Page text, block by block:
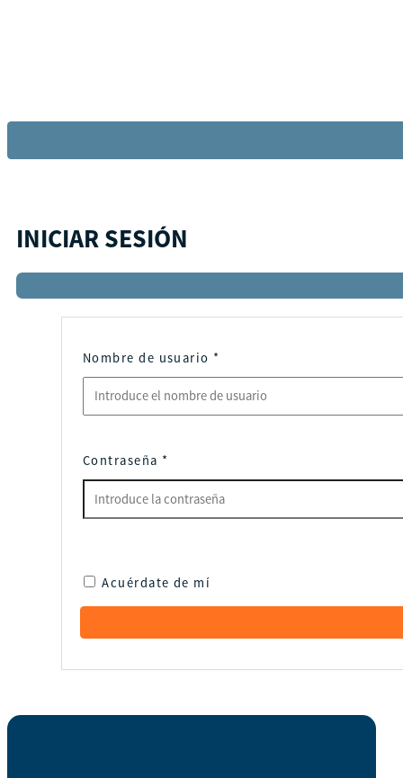
INICIAR SESIÓN
Nombre de usuario *
Contraseña *
Acuérdate de mí